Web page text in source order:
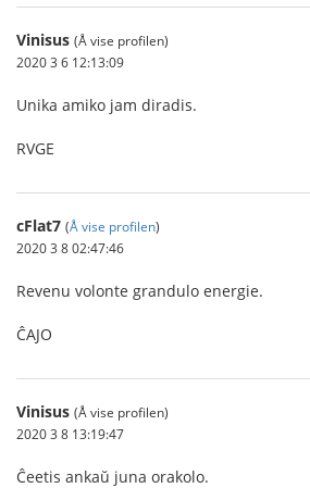
Vinisus (Å vise profilen)
2020 3 6 12:13:09
Unika amiko jam diradis.
RVGE
cFlat7 (Å vise profilen)
2020 3 8 02:47:46
Revenu volonte grandulo energie.
ĈAJO
Vinisus (Å vise profilen)
2020 3 8 13:19:47
Ĉeetis ankaŭ juna orakolo.